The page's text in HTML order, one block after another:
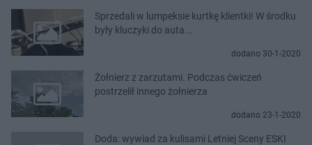
Sprzedali w lumpeksie kurtkę klientki! W środku
były kluczyki do auta...
dodano 30-1-2020
Żołnierz z zarzutami. Podczas ćwiczeń
postrzelił innego żołnierza
dodano 23-1-2020
Doda: wywiad za kulisami Letniej Sceny ESKI